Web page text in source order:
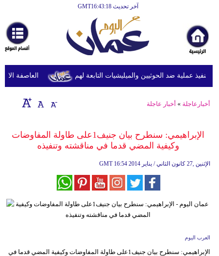
آخر تحديث GMT16:43:18
أخبارعاجلة
رياضة
ثقافة
إقتصاد
وموسيقى
سياحة
العاصفة عملية ضد الحوثيين والميليشيات التابعة لهم
أخبارعاجلة » أخبار عاجلة
الإبراهيمي: سنطرح بيان جنيف1على طاولة المفاوضات
وكيفية المضي قدما في مناقشته وتنفيذه
GMT 16:54 2014 الإثنين ,27 كانون الثاني / يناير
العرب اليوم
الإبراهيمي: سنطرح بيان جنيف1على طاولة المفاوضات وكيفية المضي قدما في